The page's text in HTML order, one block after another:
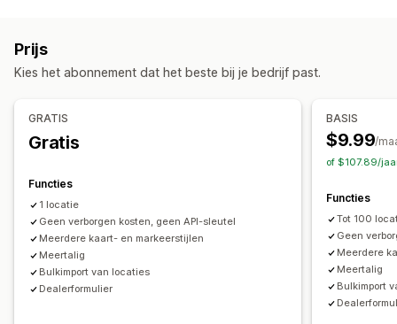
Afbeeldingen
Meerdere locaties Importeren en exporteren
Zoeken en filteren
Automatisch aanvullen
Aangepaste filters
Prijs
Kies het abonnement dat het beste bij je bedrijf past.
GRATIS
Gratis
Functies
1 locatie
Geen verborgen kosten, geen API-sleutel
Meerdere kaart- en markeerstijlen
Meertalig
Bulkimport van locaties
Dealerformulier
BASIS
$9.99/
of $107.89/
Functies
Tot 100
Geen
Meerdere
Meertalig
Bulkimport